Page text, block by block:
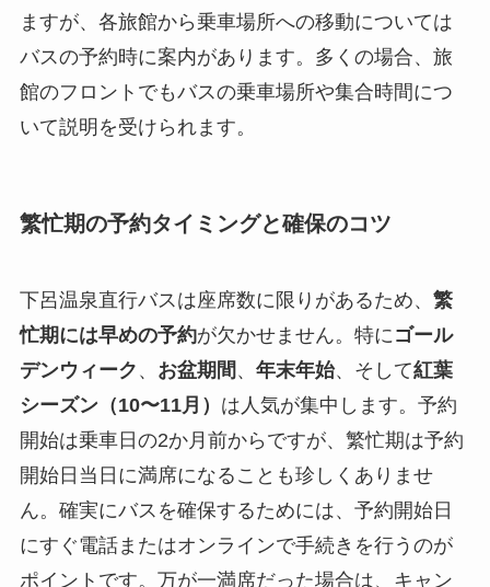
ますが、各旅館から乗車場所への移動については
バスの予約時に案内があります。多くの場合、旅
館のフロントでもバスの乗車場所や集合時間につ
いて説明を受けられます。
繁忙期の予約タイミングと確保のコツ
下呂温泉直行バスは座席数に限りがあるため、 繁
忙期には早めの予約が欠かせません。特に ゴール
デンウィーク 、 お盆期間 、 年末年始、そして紅葉
シーズン（10〜11月） は人気が集中します。予約
開始は乗車日の2か月前からですが、繁忙期は予約
開始日当日に満席になることも珍しくありませ
ん。確実にバスを確保するためには、予約開始日
にすぐ電話またはオンラインで手続きを行うのが
ポイントです。万が一満席だった場合は、キャン